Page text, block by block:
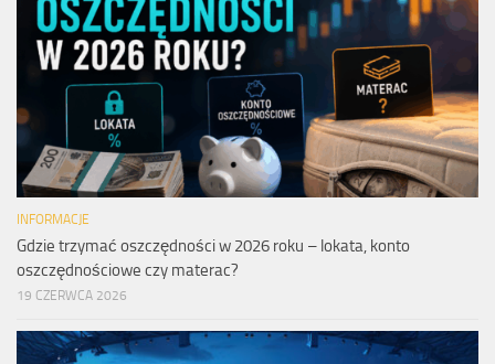
INFORMACJE
Gdzie trzymać oszczędności w 2026 roku – lokata, konto
oszczędnościowe czy materac?
19 CZERWCA 2026